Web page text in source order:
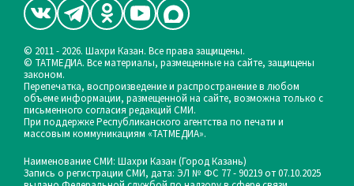
© 2011 - 2026. Шахри Казан. Все права защищены.
© ТАТМЕДИА. Все материалы, размещенные на сайте, защищены
законом.
Перепечатка, воспроизведение и распространение в любом
объеме информации, размещенной на сайте, возможна только с
письменного согласия редакций СМИ.
При поддержке Республиканского агентства по печати и
массовым коммуникациям «ТАТМЕДИА».
Наименование СМИ: Шахри Казан (Город Казань)
Запись о регистрации СМИ, дата: ЭЛ № ФС 77 - 90219 от 07.10.2025